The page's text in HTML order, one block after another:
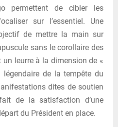
permettent de cibler les
sur l’essentiel. Une
de mettre la main sur
sans le corollaire des
leurre à la dimension de «
de la tempête du
dites de soutien
de la satisfaction d’une
du Président en place.